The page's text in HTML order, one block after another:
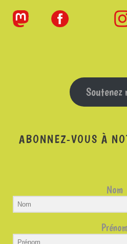
Soutenez
ABONNEZ-VOUS À
Nom